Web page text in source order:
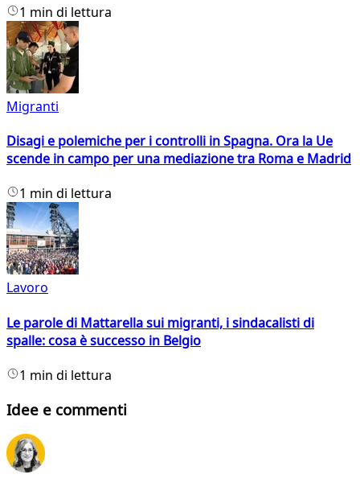
1 min di lettura
Migranti
Disagi e polemiche per i controlli in Spagna. Ora la Ue
scende in campo per una mediazione tra Roma e Madrid
1 min di lettura
Lavoro
Le parole di Mattarella sui migranti, i sindacalisti di
spalle: cosa è successo in Belgio
1 min di lettura
Idee e commenti